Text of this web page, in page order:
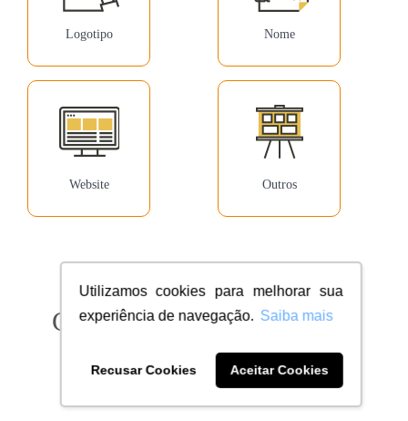
Utilizamos cookies para melhorar sua
experiência de navegação. Saiba mais
Recusar Cookies Aceitar Cookies
Logotipo Nome
Website Outros
Confira milhares de clientes
dentro do seu segmento